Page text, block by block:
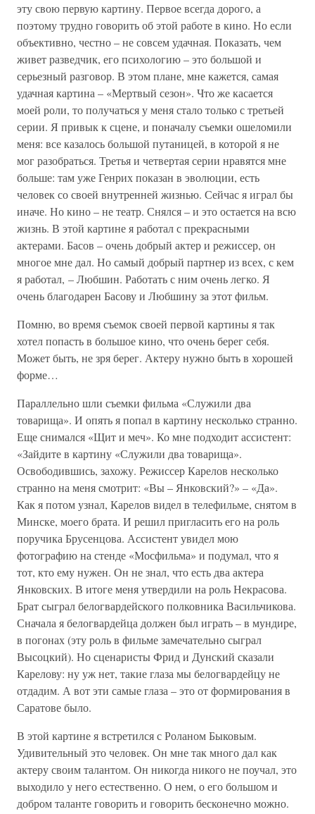
эту свою первую картину. Первое всегда дорого, а
поэтому трудно говорить об этой работе в кино. Но если
объективно, честно – не совсем удачная. Показать, чем
живет разведчик, его психологию – это большой и
серьезный разговор. В этом плане, мне кажется, самая
удачная картина – «Мертвый сезон». Что же касается
моей роли, то получаться у меня стало только с третьей
серии. Я привык к сцене, и поначалу съемки ошеломили
меня: все казалось большой путаницей, в которой я не
мог разобраться. Третья и четвертая серии нравятся мне
больше: там уже Генрих показан в эволюции, есть
человек со своей внутренней жизнью. Сейчас я играл бы
иначе. Но кино – не театр. Снялся – и это остается на всю
жизнь. В этой картине я работал с прекрасными
актерами. Басов – очень добрый актер и режиссер, он
многое мне дал. Но самый добрый партнер из всех, с кем
я работал, – Любшин. Работать с ним очень легко. Я
очень благодарен Басову и Любшину за этот фильм.
Помню, во время съемок своей первой картины я так
хотел попасть в большое кино, что очень берег себя.
Может быть, не зря берег. Актеру нужно быть в хорошей
форме…
Параллельно шли съемки фильма «Служили два
товарища». И опять я попал в картину несколько странно.
Еще снимался «Щит и меч». Ко мне подходит ассистент:
«Зайдите в картину «Служили два товарища».
Освободившись, захожу. Режиссер Карелов несколько
странно на меня смотрит: «Вы – Янковский?» – «Да».
Как я потом узнал, Карелов видел в телефильме, снятом в
Минске, моего брата. И решил пригласить его на роль
поручика Брусенцова. Ассистент увидел мою
фотографию на стенде «Мосфильма» и подумал, что я
тот, кто ему нужен. Он не знал, что есть два актера
Янковских. В итоге меня утвердили на роль Некрасова.
Брат сыграл белогвардейского полковника Васильчикова.
Сначала я белогвардейца должен был играть – в мундире,
в погонах (эту роль в фильме замечательно сыграл
Высоцкий). Но сценаристы Фрид и Дунский сказали
Карелову: ну уж нет, такие глаза мы белогвардейцу не
отдадим. А вот эти самые глаза – это от формирования в
Саратове было.
В этой картине я встретился с Роланом Быковым.
Удивительный это человек. Он мне так много дал как
актеру своим талантом. Он никогда никого не поучал, это
выходило у него естественно. О нем, о его большом и
добром таланте говорить и говорить бесконечно можно.